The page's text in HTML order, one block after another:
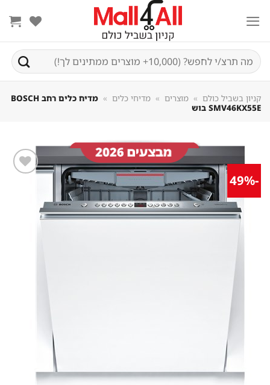
חיפוש
עבור:
קניון בשביל כולם מוצרים מדיחי כלים
מדיח כלים ‏רחב BOSCH
SMV46KX55E בוש
במועדפים